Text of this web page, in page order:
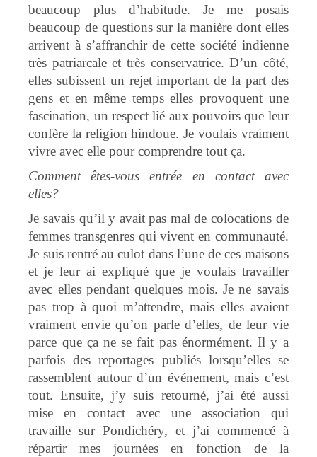
beaucoup plus d’habitude. Je me posais
beaucoup de questions sur la manière dont elles
arrivent à s’affranchir de cette société indienne
très patriarcale et très conservatrice. D’un côté,
elles subissent un rejet important de la part des
gens et en même temps elles provoquent une
fascination, un respect lié aux pouvoirs que leur
confère la religion hindoue. Je voulais vraiment
vivre avec elle pour comprendre tout ça.
Comment êtes-vous entrée en contact avec
elles?
Je savais qu’il y avait pas mal de colocations de
femmes transgenres qui vivent en communauté.
Je suis rentré au culot dans l’une de ces maisons
et je leur ai expliqué que je voulais travailler
avec elles pendant quelques mois. Je ne savais
pas trop à quoi m’attendre, mais elles avaient
vraiment envie qu’on parle d’elles, de leur vie
parce que ça ne se fait pas énormément. Il y a
parfois des reportages publiés lorsqu’elles se
rassemblent autour d’un événement, mais c’est
tout. Ensuite, j’y suis retourné, j’ai été aussi
mise en contact avec une association qui
travaille sur Pondichéry, et j’ai commencé à
répartir mes journées en fonction de la